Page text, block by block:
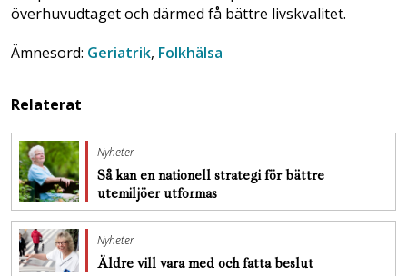
överhuvudtaget och därmed få bättre livskvalitet.
Ämnesord: Geriatrik, Folkhälsa
Relaterat
Nyheter
Så kan en nationell strategi för bättre
utemiljöer utformas
Nyheter
Äldre vill vara med och fatta beslut